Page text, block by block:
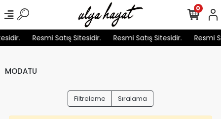
Resmi Satış Sitesidir. Resmi Satış Sitesidir. Resmi
0
MODATU
Filtreleme Sıralama